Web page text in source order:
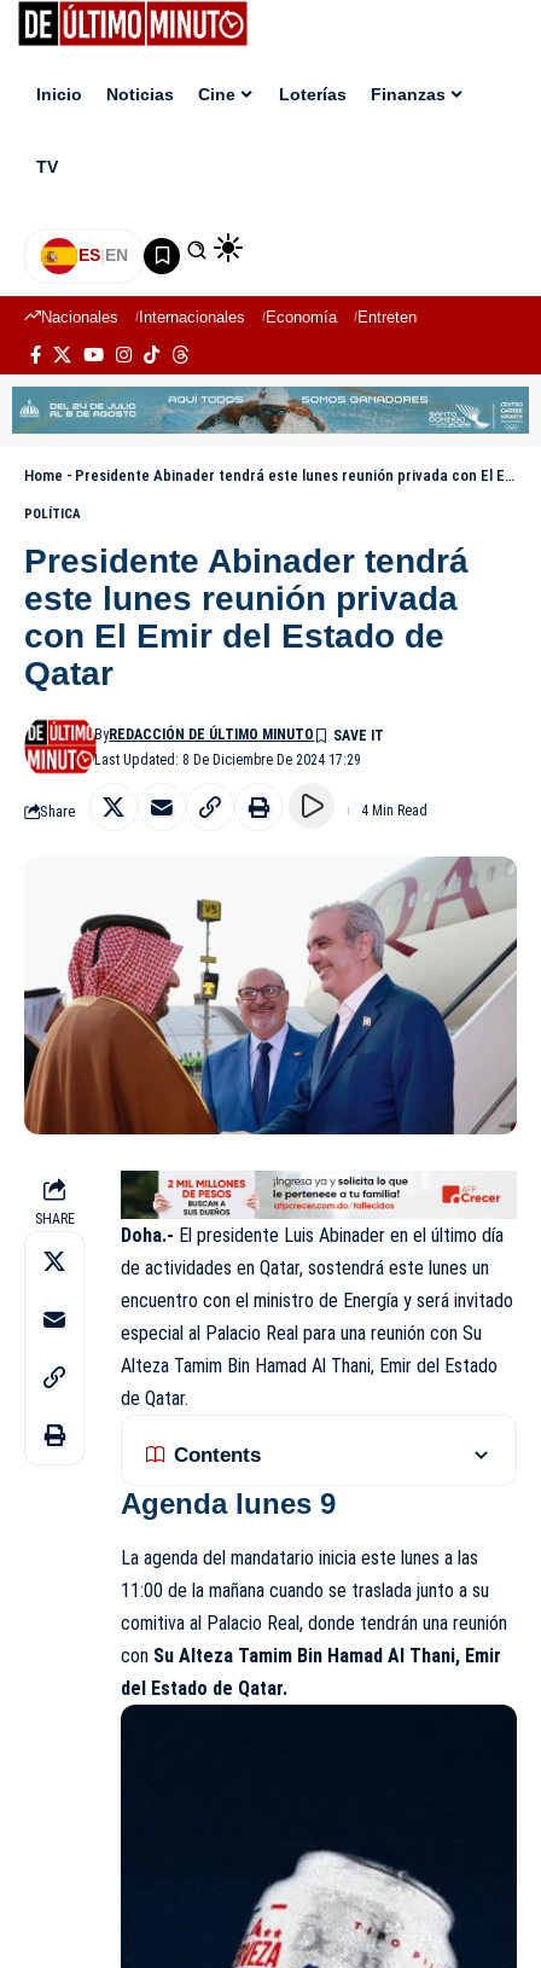
Inicio Noticias Cine Loterías Finanzas
TV
ES|EN
Nacionales Internacionales Economía Entretenimiento
Home - Presidente Abinader tendrá este lunes reunión privada con El Emir del Estado de Qatar
POLÍTICA
Presidente Abinader tendrá
este lunes reunión privada
con El Emir del Estado de
Qatar
Last Updated: 8 De Diciembre De 2024 17:29
ByREDACCIÓN DE ÚLTIMO MINUTO
Share 4 Min Read
SHARE
Doha.- El presidente Luis Abinader en el último día
de actividades en Qatar, sostendrá este lunes un
encuentro con el ministro de Energía y será invitado
especial al Palacio Real para una reunión con Su
Alteza Tamim Bin Hamad Al Thani, Emir del Estado
de Qatar.
Contents
Agenda lunes 9
La agenda del mandatario inicia este lunes a las
11:00 de la mañana cuando se traslada junto a su
comitiva al Palacio Real, donde tendrán una reunión
con Su Alteza Tamim Bin Hamad Al Thani, Emir
del Estado de Qatar.